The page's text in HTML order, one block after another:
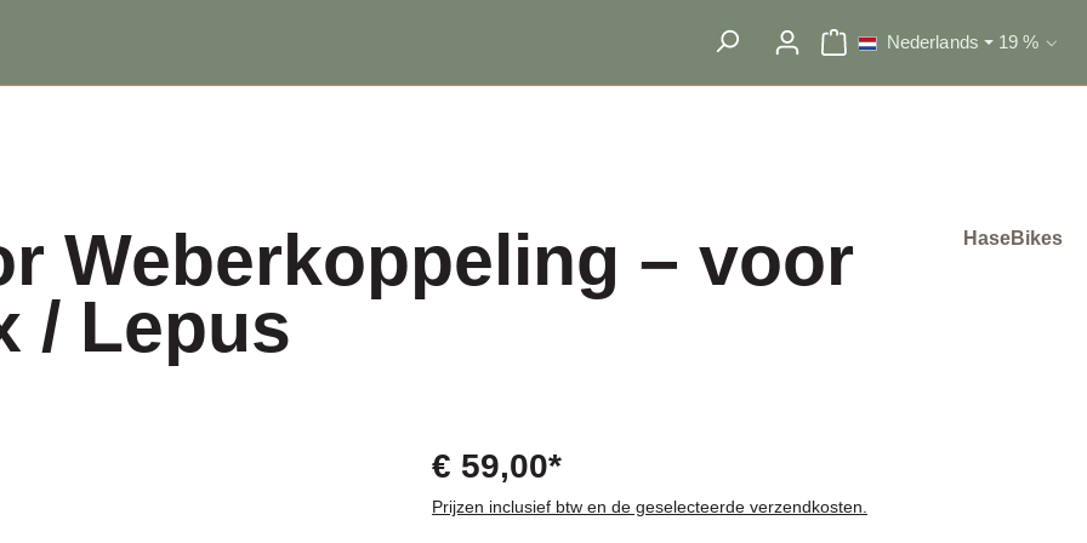
Winkelwagentje bevat 0
Nederlands
Btw
19 %
Weberkoppeling – voor
/ Lepus
HaseBikes
€ 59,00*
Prijzen inclusief btw en de geselecteerde verzendkosten.